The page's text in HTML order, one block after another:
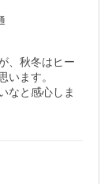
、秋冬はヒー
います。
なと感心しま